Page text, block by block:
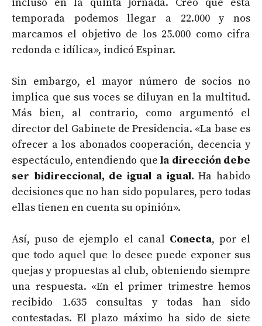
temporada podemos llegar a 22.000 y nos
marcamos el objetivo de los 25.000 como cifra
redonda e idílica», indicó Espinar.
Sin embargo, el mayor número de socios no
implica que sus voces se diluyan en la multitud.
Más bien, al contrario, como argumentó el
director del Gabinete de Presidencia. «La base es
ofrecer a los abonados cooperación, decencia y
espectáculo, entendiendo quela dirección debe
ser bidireccional, de igual a igual.Ha habido
decisiones que no han sido populares, pero todas
ellas tienen en cuenta su opinión».
Así, puso de ejemplo el canal Conecta, por el
que todo aquel que lo desee puede exponer sus
quejas y propuestas al club, obteniendo siempre
una respuesta. «En el primer trimestre hemos
recibido 1.635 consultas y todas han sido
contestadas. El plazo máximo ha sido de siete